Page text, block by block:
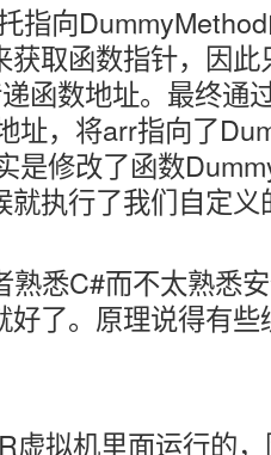
向DummyMethod
获取函数指针，因
函数地址。最终通
址，将arr指向了
是修改了函数
就执行了我们自定
悉C#而不太熟悉
好了。原理说得有
拟机里面运行的，